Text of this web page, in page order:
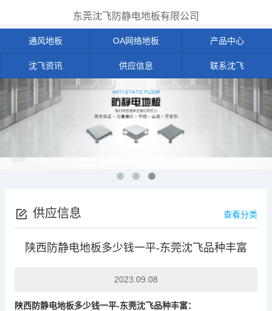
东莞沈飞防静电地板有限公司
通风地板 OA网络地板 产品中心
沈飞资讯 供应信息 联系沈飞
供应信息 查看分类
陕西防静电地板多少钱一平-东莞沈飞品种丰富
2023.09.08
陕西防静电地板多少钱一平-东莞沈飞品种丰富：